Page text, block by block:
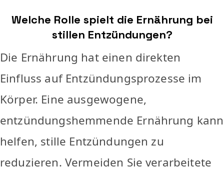
Welche Rolle spielt die Ernährung bei
stillen Entzündungen?
Die Ernährung hat einen direkten
Einfluss auf Entzündungsprozesse im
Körper. Eine ausgewogene,
entzündungshemmende Ernährung kann
helfen, stille Entzündungen zu
reduzieren. Vermeiden Sie verarbeitete